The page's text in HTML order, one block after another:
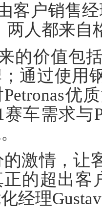
客户销售
两人都来自
的价值包
通过使用
优
车需求与
的激情，让
的超出客
经理